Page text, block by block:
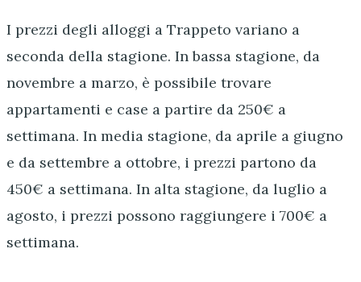
I prezzi degli alloggi a Trappeto variano a
seconda della stagione. In bassa stagione, da
novembre a marzo, è possibile trovare
appartamenti e case a partire da 250€ a
settimana. In media stagione, da aprile a giugno
e da settembre a ottobre, i prezzi partono da
450€ a settimana. In alta stagione, da luglio a
agosto, i prezzi possono raggiungere i 700€ a
settimana.